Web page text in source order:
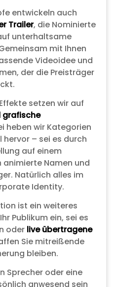
entwickeln auch
Trailer, die Nominierte
unterhaltsame
mit Ihnen
Videoidee und
der die Preisträger
setzen wir auf
grafische
heben wir Kategorien
hervor – sei es durch
auf einem
animierte Namen und
Natürlich alles im
Identity.
ist ein weiteres
Publikum ein, sei es
oder live übertragene
Sie mitreißende
bleiben.
Sprecher oder eine
anwesend sein